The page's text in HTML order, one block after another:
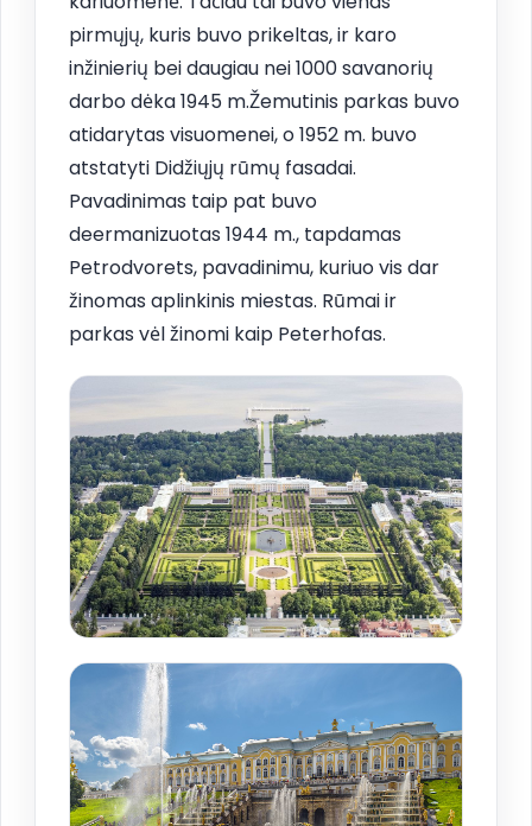
pirmųjų, kuris buvo prikeltas, ir karo
inžinierių bei daugiau nei 1000 savanorių
darbo dėka 1945 m.Žemutinis parkas buvo
atidarytas visuomenei, o 1952 m. buvo
atstatyti Didžiųjų rūmų fasadai.
Pavadinimas taip pat buvo
deermanizuotas 1944 m., tapdamas
Petrodvorets, pavadinimu, kuriuo vis dar
žinomas aplinkinis miestas. Rūmai ir
parkas vėl žinomi kaip Peterhofas.